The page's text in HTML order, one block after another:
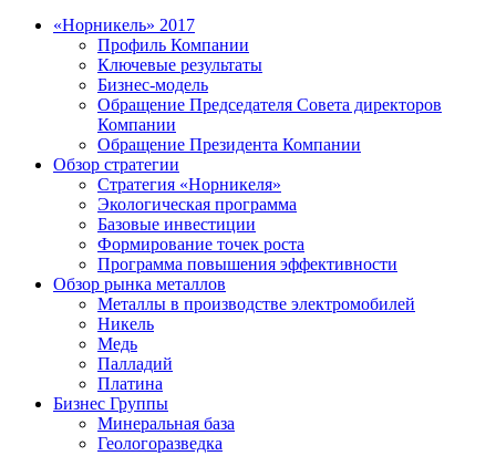
«Норникель» 2017
Профиль Компании
Ключевые результаты
Бизнес-модель
Обращение Председателя Совета директоров
Компании
Обращение Президента Компании
Обзор стратегии
Стратегия «Норникеля»
Экологическая программа
Базовые инвестиции
Формирование точек роста
Программа повышения эффективности
Обзор рынка металлов
Металлы в производстве электромобилей
Никель
Медь
Палладий
Платина
Бизнес Группы
Минеральная база
Геологоразведка